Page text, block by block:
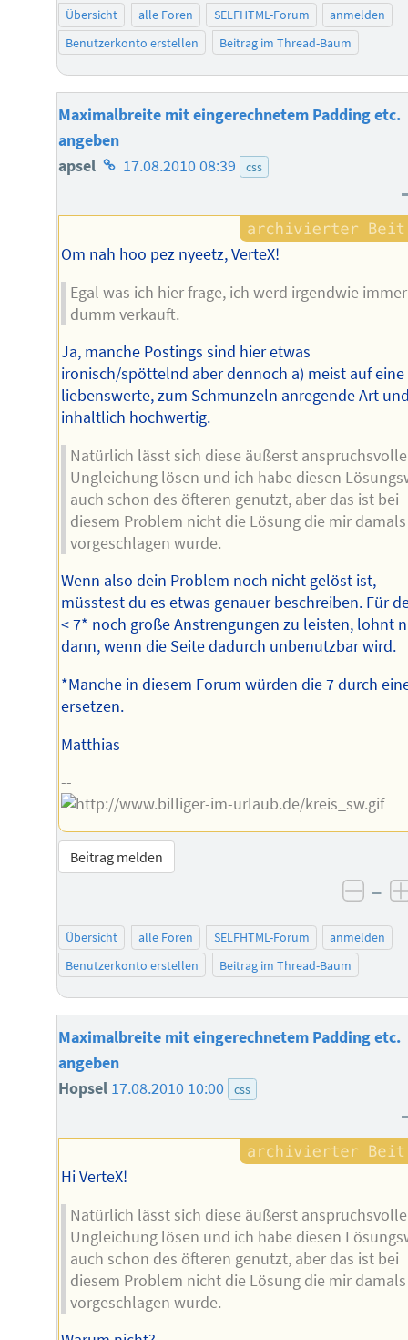
Übersicht alle Foren SELFHTML-Forum
anmelden
Benutzerkonto erstellen
Beitrag im Thread-Baum
Maximalbreite mit eingerechnetem Padding etc.
angeben
apsel Homepage
Autors
17.08.2010 08:39 css
Om nah hoo pez nyeetz, VerteX!
Egal was ich hier frage, ich werd irgendwie
dumm verkauft.
Ja, manche Postings sind hier etwas
ironisch/spöttelnd aber dennoch a) meist auf eine
liebenswerte, zum Schmunzeln anregende Art
inhaltlich hochwertig.
Natürlich lässt sich diese äußerst anspruchsvolle
Ungleichung lösen und ich habe diesen
auch schon des öfteren genutzt, aber das ist bei
diesem Problem nicht die Lösung die mir damals
vorgeschlagen wurde.
Wenn also dein Problem noch nicht gelöst ist,
müsstest du es etwas genauer beschreiben. Für
< 7* noch große Anstrengungen zu leisten, lohnt
dann, wenn die Seite dadurch unbenutzbar wird.
*Manche in diesem Forum würden die 7 durch
ersetzen.
Matthias
--
Beitrag melden
–
Übersicht alle Foren SELFHTML-Forum
anmelden
Benutzerkonto erstellen
Beitrag im Thread-Baum
Maximalbreite mit eingerechnetem Padding etc.
angeben
Hopsel 17.08.2010 10:00 css
Hi VerteX!
Natürlich lässt sich diese äußerst anspruchsvolle
Ungleichung lösen und ich habe diesen
auch schon des öfteren genutzt, aber das ist bei
diesem Problem nicht die Lösung die mir damals
vorgeschlagen wurde.